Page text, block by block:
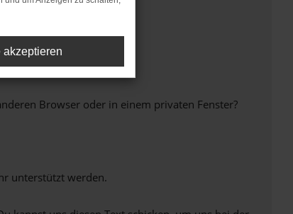
Browser oder in einem privaten Fenster?
unterstützt werden.
akzeptieren